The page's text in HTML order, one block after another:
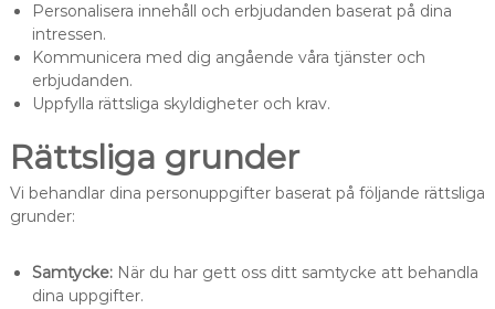
Personalisera innehåll och erbjudanden baserat på dina
intressen.
Kommunicera med dig angående våra tjänster och
erbjudanden.
Uppfylla rättsliga skyldigheter och krav.
Rättsliga grunder
Vi behandlar dina personuppgifter baserat på följande rättsliga
grunder:
Samtycke:När du har gett oss ditt samtycke att behandla
dina uppgifter.